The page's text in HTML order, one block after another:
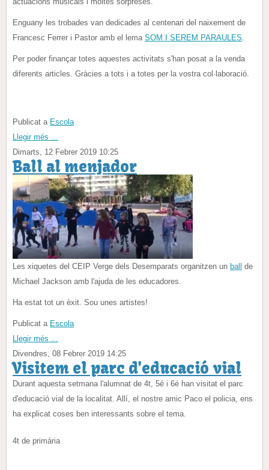
Enguany les trobades van dedicades al centenari del naixement de
Francesc Ferrer i Pastor amb el lema SOM I SEREM PARAULES.
Per poder finançar totes aquestes activitats s'han posat a la venda
diferents articles. Gràcies a tots i a totes per la vostra col·laboració.
Publicat a Escola
Llegir més ...
Dimarts, 12 Febrer 2019 10:25
Ball al menjador
Les xiquetes del CEIP Verge dels Desemparats organitzen un ball de
Michael Jackson amb l'ajuda de les educadores.
Ha estat tot un èxit. Sou unes artistes!
Publicat a Escola
Llegir més ...
Divendres, 08 Febrer 2019 14:25
Visitem el parc d'educació vial
Durant aquesta setmana l'alumnat de 4t, 5é i 6é han visitat el parc
d'educació vial de la localitat. Allí, el nostre amic Paco el policia, ens
ha explicat coses ben interessants sobre el tema.
4t de primària